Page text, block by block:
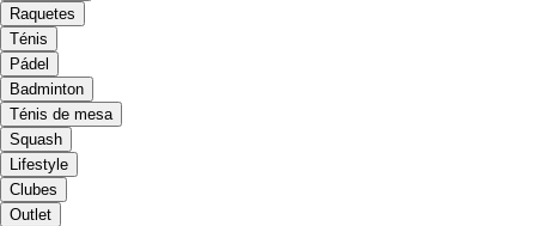
Raquetes
Ténis
Pádel
Badminton
Ténis de mesa
Squash
Lifestyle
Clubes
Outlet